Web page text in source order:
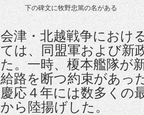
下の碑文に牧野忠篤の名がある
会津・北越戦争におけ
ては、同盟軍および新
た。一時、榎本艦隊が
給路を断つ約束があっ
慶応４年には数多くの
から陸揚げした。